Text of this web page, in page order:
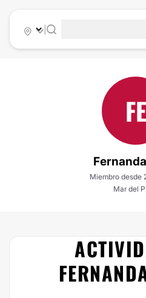
|
FE
Miembro desde
Mar del